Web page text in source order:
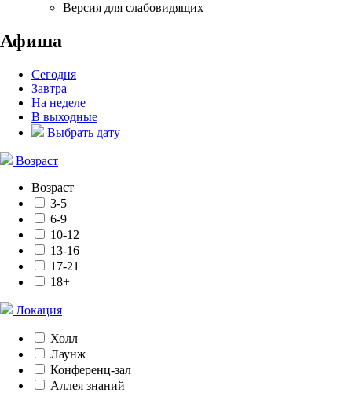
Версия для слабовидящих
Афиша
Сегодня
Завтра
На неделе
В выходные
Выбрать дату
Возраст
Возраст
3-5
6-9
10-12
13-16
17-21
18+
Локация
Холл
Лаунж
Конференц-зал
Аллея знаний